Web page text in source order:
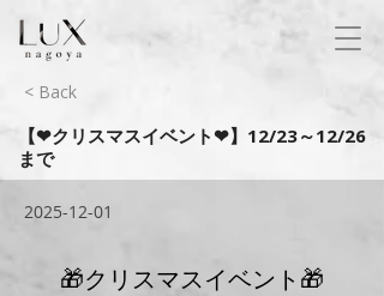
< Back
【❤クリスマスイベント❤】12/23～12/26
まで
2025-12-01
🎁クリスマスイベント🎁